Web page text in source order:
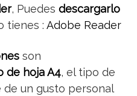
, Puedes descargarlo
tienes : Adobe Reader
son
de hoja A4, el tipo de
un gusto personal